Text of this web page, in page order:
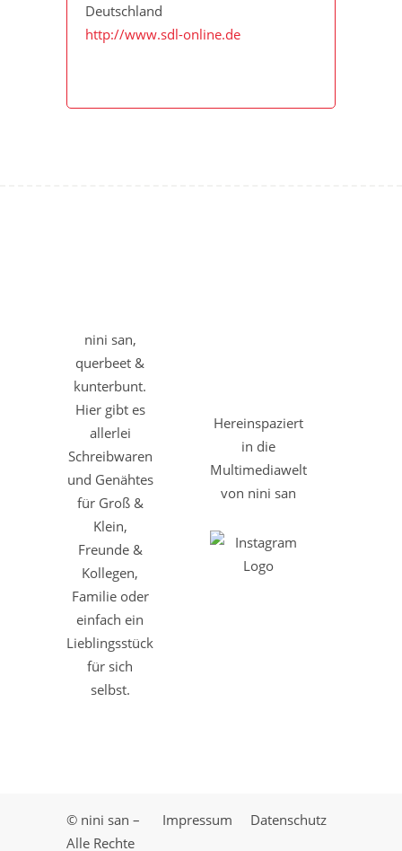
Deutschland
http://www.sdl-online.de
nini san,
querbeet &
kunterbunt.
Hier gibt es
allerlei
Schreibwaren
und Genähtes
für Groß &
Klein,
Freunde &
Kollegen,
Familie oder
einfach ein
Lieblingsstück
für sich
selbst.
Hereinspaziert
in die
Multimediawelt
von nini san
Datenschutz
Impressum
© nini san –
Alle Rechte